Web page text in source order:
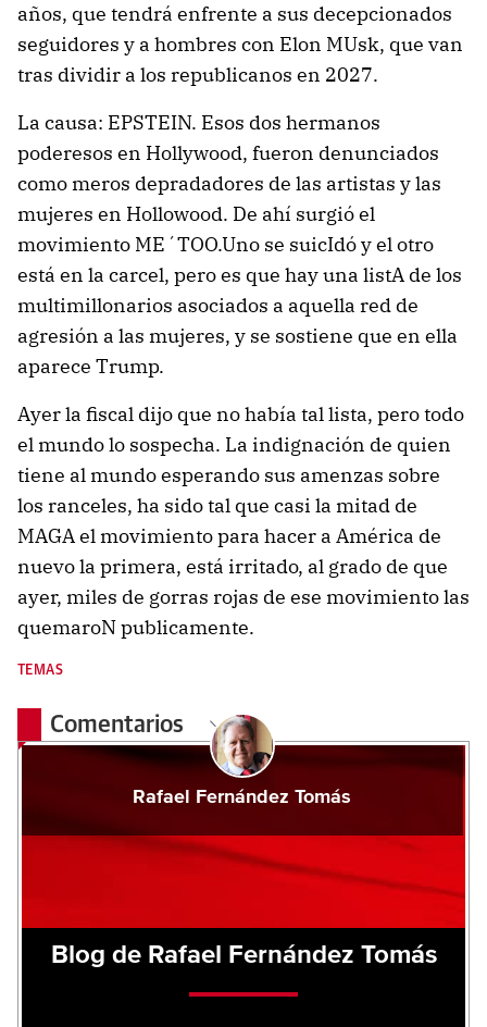
años, que tendrá enfrente a sus decepcionados
seguidores y a hombres con Elon MUsk, que van
tras dividir a los republicanos en 2027.
La causa: EPSTEIN. Esos dos hermanos
poderesos en Hollywood, fueron denunciados
como meros depradadores de las artistas y las
mujeres en Hollowood. De ahí surgió el
movimiento ME´TOO.Uno se suicIdó y el otro
está en la carcel, pero es que hay una listA de los
multimillonarios asociados a aquella red de
agresión a las mujeres, y se sostiene que en ella
aparece Trump.
Ayer la fiscal dijo que no había tal lista, pero todo
el mundo lo sospecha. La indignación de quien
tiene al mundo esperando sus amenzas sobre
los ranceles, ha sido tal que casi la mitad de
MAGA el movimiento para hacer a América de
nuevo la primera, está irritado, al grado de que
ayer, miles de gorras rojas de ese movimiento las
quemaroN publicamente.
TEMAS
Comentarios
Rafael Fernández Tomás
Blog de Rafael Fernández Tomás